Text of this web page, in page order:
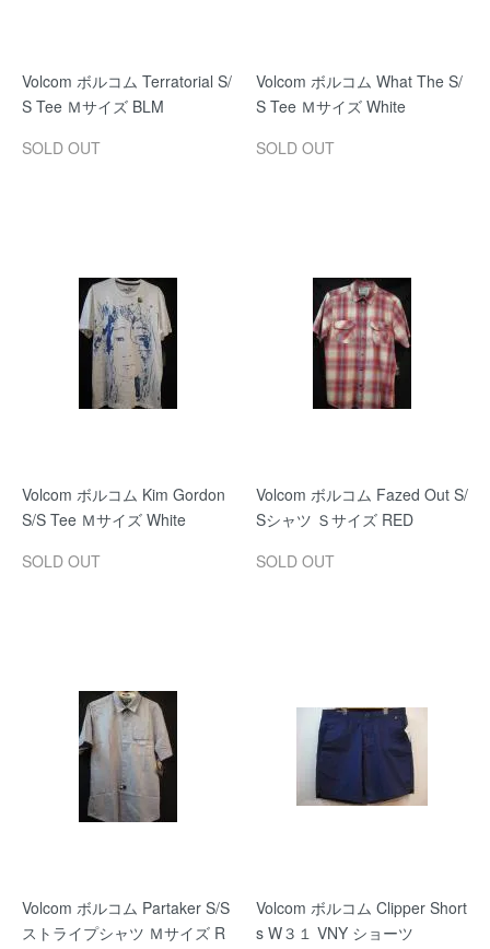
Volcom ボルコム Terratorial S/
S Tee Ｍサイズ BLM
SOLD OUT
Volcom ボルコム What The S/
S Tee Ｍサイズ White
SOLD OUT
Volcom ボルコム Kim Gordon
S/S Tee Ｍサイズ White
SOLD OUT
Volcom ボルコム Fazed Out S/
Sシャツ Ｓサイズ RED
SOLD OUT
Volcom ボルコム Partaker S/S
ストライプシャツ Ｍサイズ R
Volcom ボルコム Clipper Short
s W３１ VNY ショーツ